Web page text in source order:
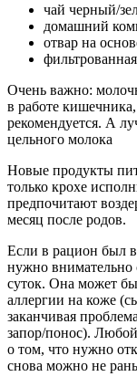
чай черный/
домашний
отвар на
Очень важно:
в работе
рекомендуется. А
цельного молока
Новые продукты
только крохе
предпочитают
месяц после родов.
Если в рацион был
нужно внимательно
суток. Она может
аллергии на коже
заканчивая
запор/понос).
о том, что нужно
снова можно не